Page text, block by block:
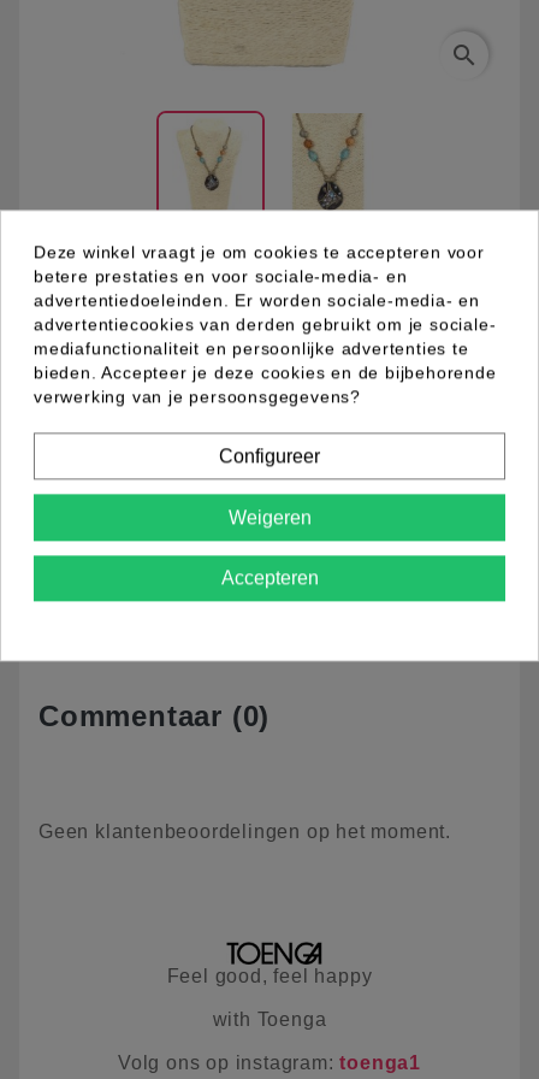
search
03.94.0009.15
Metalen schakel ketting met mat gouden plating.
Tussen de schakels facet geslepen acryl kralen.
verschillende stenen ter decoratie. Kleur combinatie
van blauw, lila, grijs en bruin tinten.
Productdetails
Commentaar (0)
Geen klantenbeoordelingen op het moment.
Feel good, feel happy
with Toenga
Volg ons op instagram:toenga1
Deze winkel vraagt je om cookies te accepteren voor
betere prestaties en voor sociale-media- en
advertentiedoeleinden. Er worden sociale-media- en
advertentiecookies van derden gebruikt om je sociale-
mediafunctionaliteit en persoonlijke advertenties te
bieden. Accepteer je deze cookies en de bijbehorende
verwerking van je persoonsgegevens?
Configureer
Weigeren
Accepteren